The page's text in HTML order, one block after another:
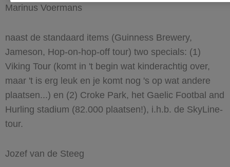
Marinus Voermans
naast de standaard items (Guinness Brewery,
Jameson, Hop-on-hop-off tour) two specials: (1)
Viking Tour (komt in 't begin wat kinderachtig over,
maar 't is erg leuk en je komt nog 's op wat andere
plaatsen...) en (2) Croke Park, het Gaelic Footbal and
Hurling stadium (82.000 plaatsen!), i.h.b. de SkyLine-
tour.
Jozef van de Steeg